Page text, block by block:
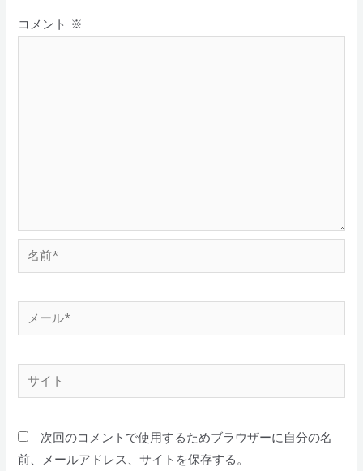
コメント ※
次回のコメントで使用するためブラウザーに自分の名
前、メールアドレス、サイトを保存する。